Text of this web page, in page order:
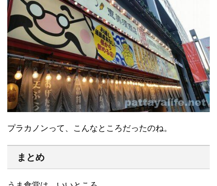
プラカノンって、こんなところだったのね。
まとめ